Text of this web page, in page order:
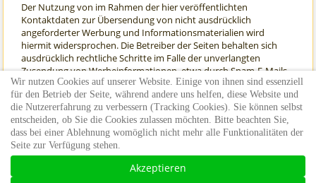
Der Nutzung von im Rahmen der hier veröffentlichten
Kontaktdaten zur Übersendung von nicht ausdrücklich
angeforderter Werbung und Informationsmaterialien wird
hiermit widersprochen. Die Betreiber der Seiten behalten sich
ausdrücklich rechtliche Schritte im Falle der unverlangten
Zusendung von Werbeinformationen, etwa durch Spam-E-Mails,
vor.
letzte Aktualisierung: 01.11.2019
Quelle: Hinweispapier Kultusministerium Baden-Württemberg
Wir nutzen Cookies auf unserer Website. Einige von ihnen sind essenziell
für den Betrieb der Seite, während andere uns helfen, diese Website und
die Nutzererfahrung zu verbessern (Tracking Cookies). Sie können selbst
entscheiden, ob Sie die Cookies zulassen möchten. Bitte beachten Sie,
dass bei einer Ablehnung womöglich nicht mehr alle Funktionalitäten der
Seite zur Verfügung stehen.
Akzeptieren